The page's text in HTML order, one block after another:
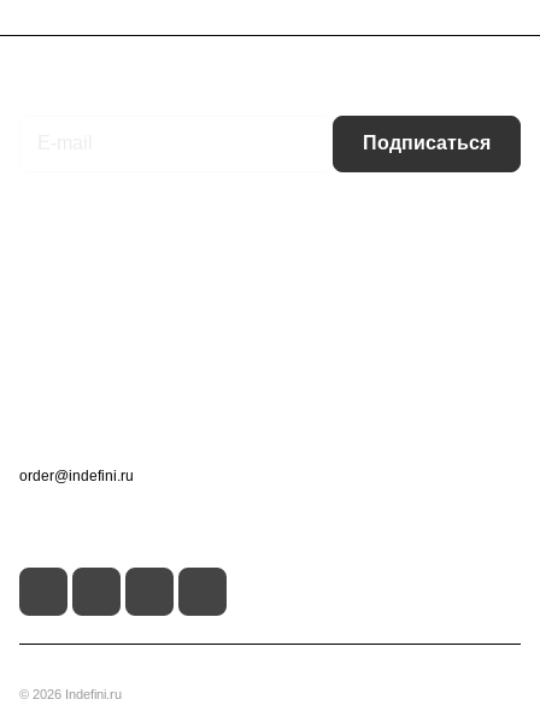
Подписаться
order@indefini.ru
© 2026 Indefini.ru